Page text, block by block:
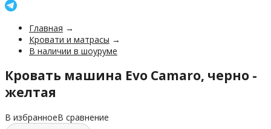
Главная →
Кровати и матрасы →
В наличии в шоуруме
Кровать машина Evo Camaro, черно -
желтая
В избранноеВ сравнение